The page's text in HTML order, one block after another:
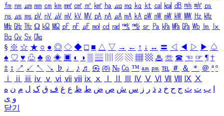
㎙ ㎚ ㎛ ㎜ ㎝ ㎞ ㎟ ㎠ ㎡ ㎢ ㏊ ㎍ ㎎ ㎏ ㏏ ㎈ ㎉ ㏈ ㎧ ㎨ ㎰
㎱ ㎲ ㎳ ㎴ ㎵ ㎶ ㎷ ㎸ ㎹ ㎀ ㎁ ㎂ ㎃ ㎄ ㎺ ㎻ ㎽ ㎾ ㎿ ㎐ ㎑
㎒ ㎓ ㎔ Ω ㏀ ㏁ ㎊ ㎋ ㎌ ㏖ ㏅ ㎭ ㎮ ㎯ ㏛ ㎩ ㎪ ㎫ ㎬ ㏝ ㏐
㏓
㏃ ㏉ ㏜ ㏆
§ ※ ☆ ★ ○ ● ◎ ◇ ◆ □ ■ △ ▽ → ← ↑ ↓ ↔ 〓 ◁ ◀ ▷ ▶ ♤
♠ ♡ ♥ ♧ ♣ ⊙ ◈ ▣ ◐ ◑ ▒ ▤ ▨ ▧ ▦ ▩ ♨ ☏ ☎ ☜ ☞ ¶ †
‡ ↕ ↗ ↙ ↖ ↘ ♭ ♩ ♪ ♬ ㉿ ㈜ № ㏇ ™ ㏂ ㏘ ℡ ＃ ＆ ＊ ＠ ª º
ⅰ
ⅱ ⅲ ⅳ ⅴ ⅵ ⅶ ⅷ ⅸ ⅹ Ⅳ Ⅴ Ⅵ Ⅶ Ⅷ Ⅸ Ⅹ
ب ت ث ج ح خ د ذ ر ز س ش ص ض ط ظ ع غ ف ق ک ل م ن ه
و ی
닫기